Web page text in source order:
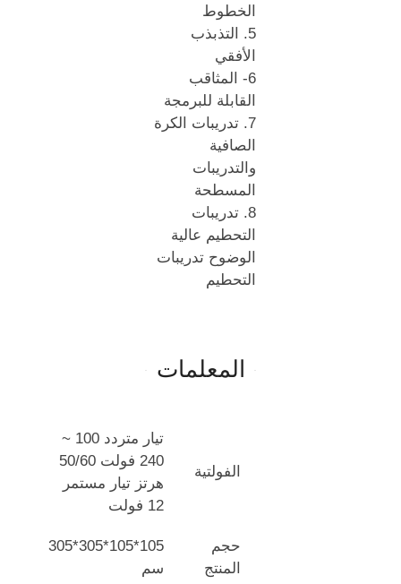
الخطوط
5. التذبذب
الأفقي
6- المثاقب
القابلة للبرمجة
7. تدريبات الكرة
الصافية
والتدريبات
المسطحة
8. تدريبات
التحطيم عالية
الوضوح تدريبات
التحطيم
المعلمات
الفولتية
تيار متردد 100 ~
240 فولت 50/60
هرتز تيار مستمر
12 فولت
حجم
المنتج
105*105*305*305
سم